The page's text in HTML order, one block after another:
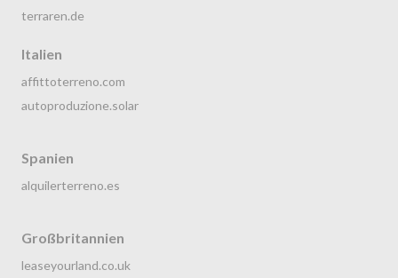
terraren.de
Italien
affittoterreno.com
autoproduzione.solar
Spanien
alquilerterreno.es
Großbritannien
leaseyourland.co.uk